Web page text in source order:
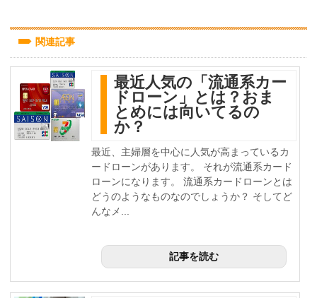
関連記事
最近人気の「流通系カー
ドローン」とは？おま
とめには向いてるの
か？
最近、主婦層を中心に人気が高まっているカ
ードローンがあります。 それが流通系カード
ローンになります。 流通系カードローンとは
どうのようなものなのでしょうか？ そしてど
んなメ...
記事を読む